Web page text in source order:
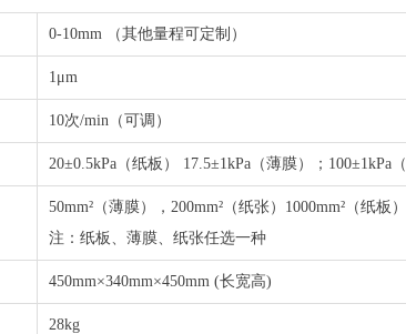
0-10mm （其他量程可定制）
1μm
10次/min（可调）
20±0.5kPa（纸板） 17.5±1kPa（薄膜）；100±1kPa（
50mm²（薄膜），200mm²（纸张）1000mm²（纸板）
注：纸板、薄膜、纸张任选一种
450mm×340mm×450mm (长宽高)
28kg